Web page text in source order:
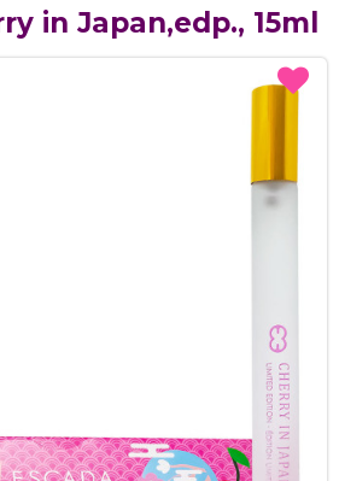
in Japan,edp., 15ml